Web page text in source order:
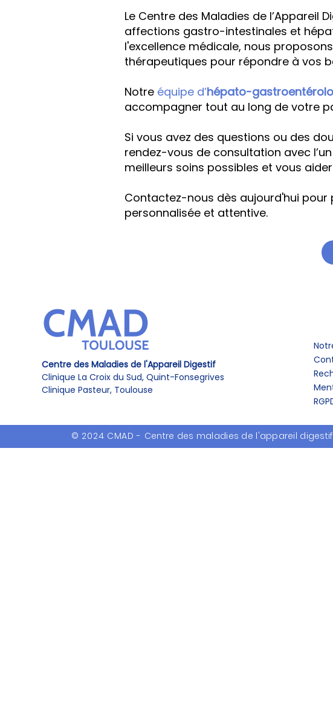
Le Centre des Maladies de l’Appareil
affections gastro-intestinales et
l'excellence médicale, nous
thérapeutiques pour répondre à vos
Notre équipe d’hépato-
accompagner tout au long de votre
Si vous avez des questions ou des
rendez-vous de consultation avec
meilleurs soins possibles et vous
Contactez-nous dès aujourd'hui
personnalisée et attentive.
Centre des Maladies de l'Appareil Digestif
Clinique La Croix du Sud, Quint-Fonsegrives
Clinique Pasteur, Toulouse
© 2024 CMAD - Centre des maladies de l'appareil